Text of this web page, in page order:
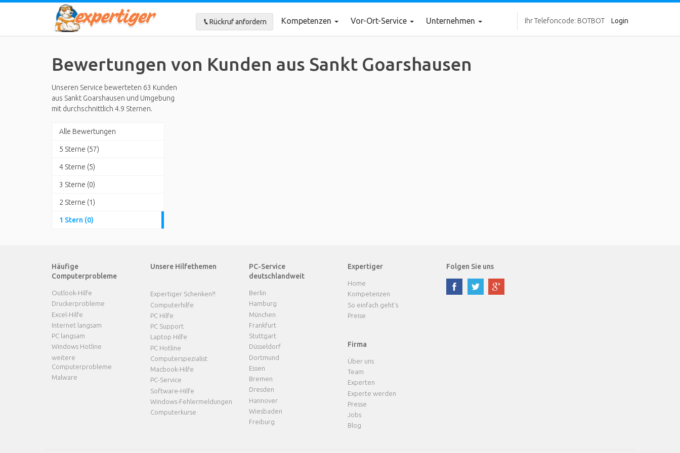
Rückruf anfordern Kompetenzen Vor-Ort-Service Unternehmen Ihr Telefoncode: BOTBOT Login
Bewertungen von Kunden aus Sankt Goarshausen
Unseren Service bewerteten 63 Kunden
aus Sankt Goarshausen und Umgebung
mit durchschnittlich 4.9 Sternen.
Alle Bewertungen
5 Sterne (57)
4 Sterne (5)
3 Sterne (0)
2 Sterne (1)
1 Stern (0)
Häufige
Computerprobleme
Outlook-Hilfe
Druckerprobleme
Excel-Hilfe
Internet langsam
PC langsam
Windows Hotline
weitere
Computerprobleme
Malware
Unsere Hilfethemen
Expertiger Schenken?!
Computerhilfe
PC Hilfe
PC Support
Laptop Hilfe
PC Hotline
Computerspezialist
Macbook-Hilfe
PC-Service
Software-Hilfe
Windows-Fehlermeldungen
Computerkurse
PC-Service
deutschlandweit
Berlin
Hamburg
München
Frankfurt
Stuttgart
Düsseldorf
Dortmund
Essen
Bremen
Dresden
Hannover
Wiesbaden
Freiburg
Expertiger
Home
Kompetenzen
So einfach geht's
Preise
Firma
Über uns
Team
Experten
Experte werden
Presse
Jobs
Blog
Folgen Sie uns